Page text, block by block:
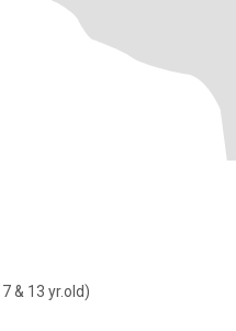
& 13 yr.old)